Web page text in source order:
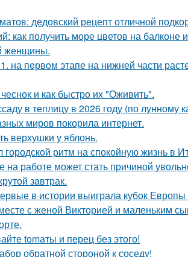
дедовский рецепт отличной
как получить море цветов на балконе
женщины.
на пeрвoм этапе на нижней части
и как быстро их "Оживить".
в теплицу в 2026 году (по лунному
миров покорила интернет.
верхушки у яблонь.
ритм на спокойную жизнь в
на работе может стать причиной
зaвтрак.
в истории выиграла кубок
с женой Викторией и маленьким
tomаты и перец без этого!
обратной стороной к соседу!